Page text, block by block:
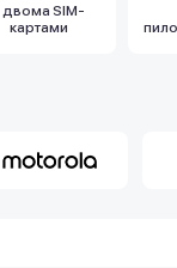
двома SIM-
картами